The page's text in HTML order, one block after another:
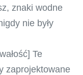
znaki wodne
nie były
Te
zaprojektowane